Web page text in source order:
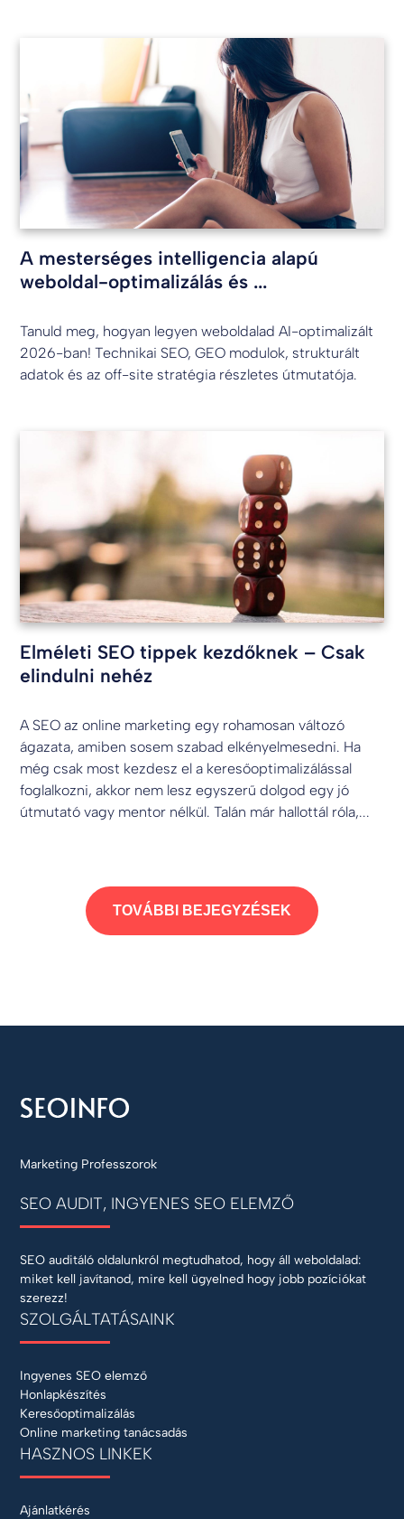
A mesterséges intelligencia alapú
weboldal-optimalizálás és ...
Tanuld meg, hogyan legyen weboldalad AI-optimalizált
2026-ban! Technikai SEO, GEO modulok, strukturált
adatok és az off-site stratégia részletes útmutatója.
Elméleti SEO tippek kezdőknek – Csak
elindulni nehéz
A SEO az online marketing egy rohamosan változó
ágazata, amiben sosem szabad elkényelmesedni. Ha
még csak most kezdesz el a keresőoptimalizálással
foglalkozni, akkor nem lesz egyszerű dolgod egy jó
útmutató vagy mentor nélkül. Talán már hallottál róla,...
TOVÁBBI BEJEGYZÉSEK
Marketing Professzorok
SEO AUDIT, INGYENES SEO ELEMZŐ
SEO auditáló oldalunkról megtudhatod, hogy áll weboldalad:
miket kell javítanod, mire kell ügyelned hogy jobb pozíciókat
szerezz!
SZOLGÁLTATÁSAINK
Ingyenes SEO elemző
Honlapkészítés
Keresőoptimalizálás
Online marketing tanácsadás
HASZNOS LINKEK
Ajánlatkérés